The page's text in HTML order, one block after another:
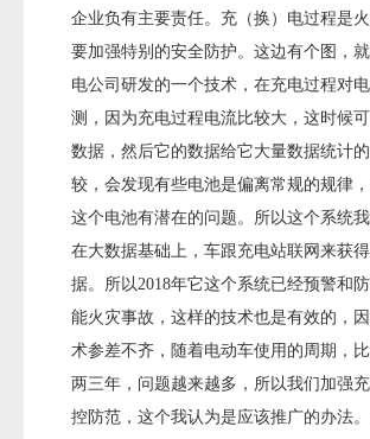
企业负有主要责任。充（换）电过程是火
要加强特别的安全防护。这边有个图，
电公司研发的一个技术，在充电过程对
测，因为充电过程电流比较大，这时候
数据，然后它的数据给它大量数据统计
较，会发现有些电池是偏离常规的规律
这个电池有潜在的问题。所以这个系统
在大数据基础上，车跟充电站联网来获
据。所以2018年它这个系统已经预警和
能火灾事故，这样的技术也是有效的，
术参差不齐，随着电动车使用的周期，
两三年，问题越来越多，所以我们加强
控防范，这个我认为是应该推广的办法